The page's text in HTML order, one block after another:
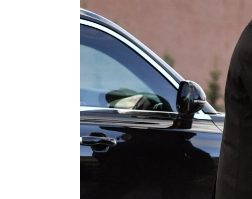
УКРАЇНСЬКА ПРОБЛЕМА КРИМУ